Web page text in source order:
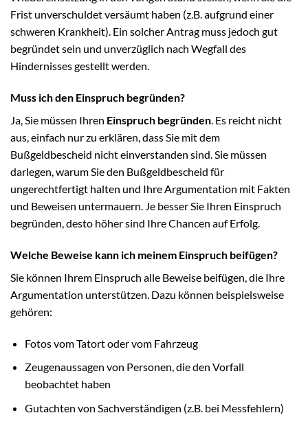
Frist unverschuldet versäumt haben (z.B. aufgrund einer
schweren Krankheit). Ein solcher Antrag muss jedoch gut
begründet sein und unverzüglich nach Wegfall des
Hindernisses gestellt werden.
Muss ich den Einspruch begründen?
Ja, Sie müssen Ihren Einspruch begründen. Es reicht nicht
aus, einfach nur zu erklären, dass Sie mit dem
Bußgeldbescheid nicht einverstanden sind. Sie müssen
darlegen, warum Sie den Bußgeldbescheid für
ungerechtfertigt halten und Ihre Argumentation mit Fakten
und Beweisen untermauern. Je besser Sie Ihren Einspruch
begründen, desto höher sind Ihre Chancen auf Erfolg.
Welche Beweise kann ich meinem Einspruch beifügen?
Sie können Ihrem Einspruch alle Beweise beifügen, die Ihre
Argumentation unterstützen. Dazu können beispielsweise
gehören:
Fotos vom Tatort oder vom Fahrzeug
Zeugenaussagen von Personen, die den Vorfall
beobachtet haben
Gutachten von Sachverständigen (z.B. bei Messfehlern)